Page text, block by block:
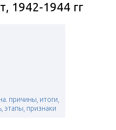
1942-1944 гг
причины, итоги,
этапы, признаки